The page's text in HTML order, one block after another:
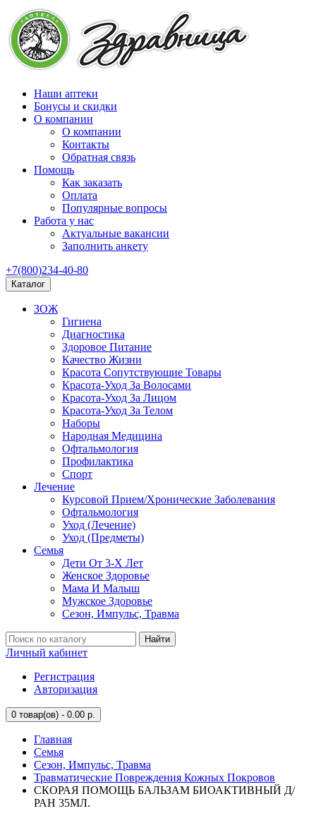
Наши аптеки
Бонусы и скидки
О компании
О компании
Контакты
Обратная связь
Помощь
Как заказать
Оплата
Популярные вопросы
Работа у нас
Актуальные вакансии
Заполнить анкету
+7(800)234-40-80
Каталог
ЗОЖ
Гигиена
Диагностика
Здоровое Питание
Качество Жизни
Красота Сопутствующие Товары
Красота-Уход За Волосами
Красота-Уход За Лицом
Красота-Уход За Телом
Наборы
Народная Медицина
Офтальмология
Профилактика
Спорт
Лечение
Курсовой Прием/Хронические Заболевания
Офтальмология
Уход (Лечение)
Уход (Предметы)
Семья
Дети От 3-Х Лет
Женское Здоровье
Мама И Малыш
Мужское Здоровье
Сезон, Импульс, Травма
Найти
Личный кабинет
Регистрация
Авторизация
0 товар(ов) - 0.00 р.
Главная
Семья
Сезон, Импульс, Травма
Травматические Повреждения Кожных Покровов
СКОРАЯ ПОМОЩЬ БАЛЬЗАМ БИОАКТИВНЫЙ Д/
РАН 35МЛ.